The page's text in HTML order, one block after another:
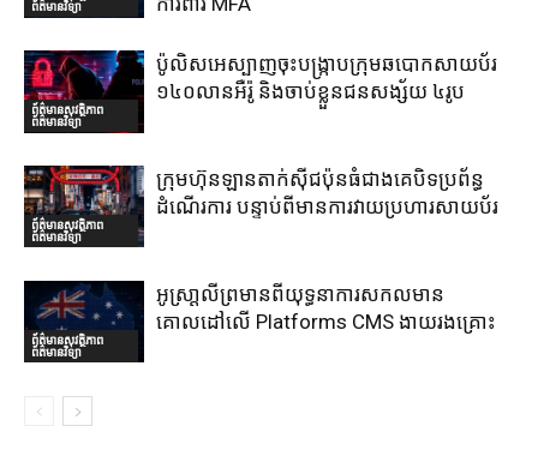
ព័ត៌មានវិទ្យា
ព័ត៌មានសុវត្ថិភាព
ព័ត៌មានវិទ្យា
ប៉ូលិសអេស្បាញចុះបង្រ្កាបក្រុមឆបោកសាយប័រ
១៤០លានអឺរ៉ូ និងចាប់ខ្លួនជនសង្ស័យ ៤រូប
ព័ត៌មានសុវត្ថិភាព
ព័ត៌មានវិទ្យា
ក្រុមហ៊ុនឡានតាក់ស៊ីជប៉ុនធំជាងគេបិទប្រព័ន្ធ
ដំណើរការ បន្ទាប់ពីមានការវាយប្រហារសាយប័រ
ព័ត៌មានសុវត្ថិភាព
ព័ត៌មានវិទ្យា
អូស្រា្តលីព្រមានពីយុទ្ធនាការសកលមាន
គោលដៅលើ Platforms CMS ងាយរងគ្រោះ